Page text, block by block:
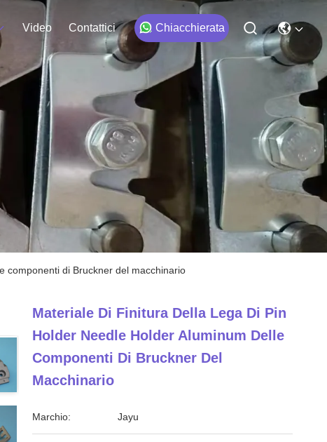
Video Contattici Chiacchierata
componenti di Bruckner del macchinario
Materiale Di Finitura Della Lega Di Pin
Holder Needle Holder Aluminum Delle
Componenti Di Bruckner Del
Macchinario
Marchio: Jayu